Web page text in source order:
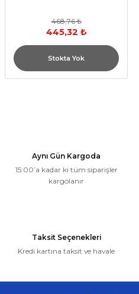
468,76 ₺
445,32 ₺
Stokta Yok
Aynı Gün Kargoda
15:00’a kadar ki tüm siparişler
kargolanır
Taksit Seçenekleri
Kredi kartına taksit ve havale